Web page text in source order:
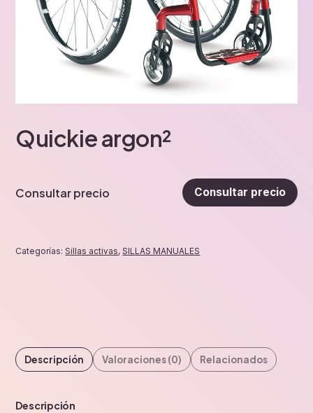
Quickie argon²
Consultar precio Consultar precio
Categorías:Sillas activas,SILLAS MANUALES
Descripción Valoraciones (0) Relacionados
Descripción